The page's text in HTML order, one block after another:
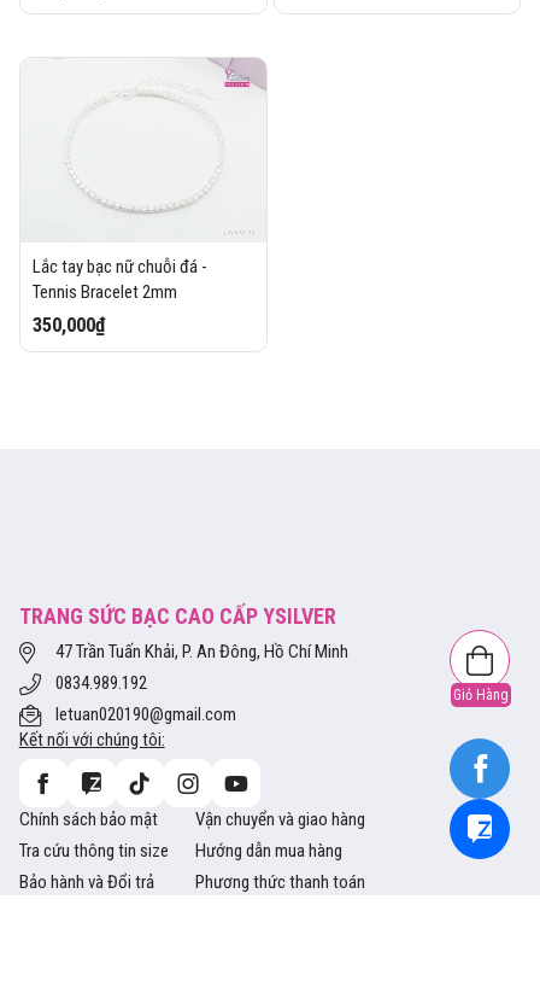
Giỏ Hàng
Lắc tay bạc nữ chuỗi đá -
Tennis Bracelet 2mm
350,000₫
TRANG SỨC BẠC CAO CẤP YSILVER
47 Trần Tuấn Khải, P. An Đông, Hồ Chí Minh
0834.989.192
letuan020190@gmail.com
Kết nối với chúng tôi:
Chính sách bảo mật
Vận chuyển và giao hàng
Tra cứu thông tin size
Hướng dẫn mua hàng
Bảo hành và Đổi trả
Phương thức thanh toán